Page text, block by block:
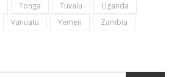
Tonga Tuvalu
Uganda
Vanuatu Yemen Zambia